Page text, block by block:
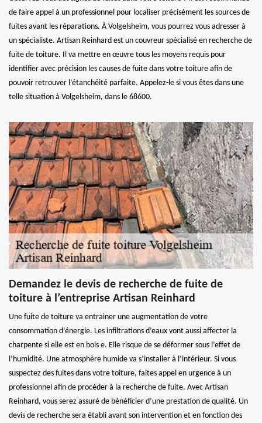
de faire appel à un professionnel pour localiser précisément les sources de
fuites avant les réparations. À Volgelsheim, vous pourrez vous adresser à
un spécialiste. Artisan Reinhard est un couvreur spécialisé en recherche de
fuite de toiture. Il va mettre en œuvre tous les moyens requis pour
identifier avec précision les causes de fuite dans votre toiture afin de
pouvoir retrouver l’étanchéité parfaite. Appelez-le si vous êtes dans une
telle situation à Volgelsheim, dans le 68600.
Demandez le devis de recherche de fuite de
toiture à l’entreprise Artisan Reinhard
Une fuite de toiture va entrainer une augmentation de votre
consommation d’énergie. Les infiltrations d’eaux vont aussi affecter la
charpente si elle est en bois e. Elle risque de se déformer sous l’effet de
l’humidité. Une atmosphère humide va s’installer à l’intérieur. Si vous
suspectez des fuites dans votre toiture, faites appel en urgence à un
professionnel afin de procéder à la recherche de fuite. Avec Artisan
Reinhard, vous serez assuré de bénéficier d’une prestation de qualité. Un
devis de recherche sera établi avant son intervention et en fonction des